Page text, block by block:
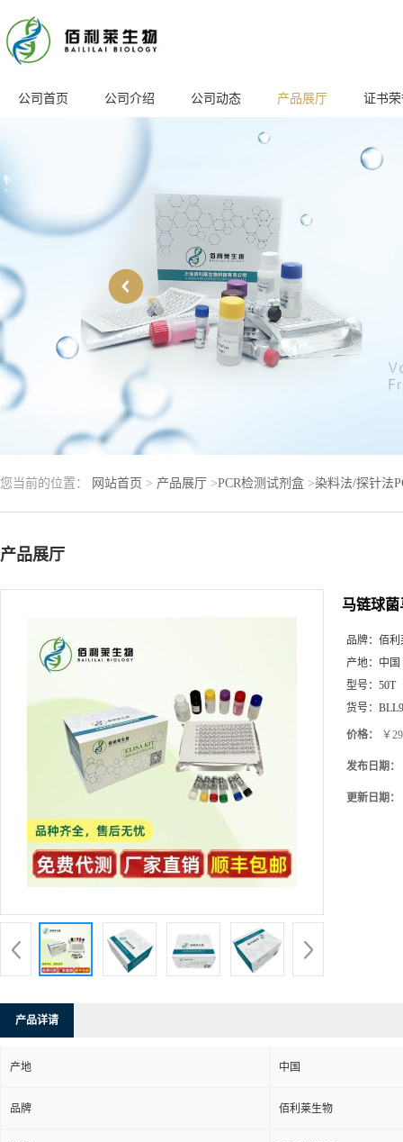
公司首页 公司介绍 公司动态 产品展厅 证书
您当前的位置： 网站首页 > 产品展厅 >PCR检测试剂盒 >染料法/探针法
产品展厅
马链球
品牌： 佰利
产地： 中国
型号： 50T
货号：
价格： ￥
发布日期：
更新日期：
产品详请
产地 中国
品牌 佰利莱生物